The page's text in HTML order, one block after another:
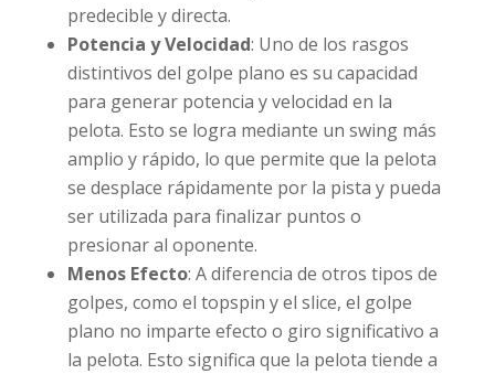
predecible y directa.
Potencia y Velocidad: Uno de los rasgos
distintivos del golpe plano es su capacidad
para generar potencia y velocidad en la
pelota. Esto se logra mediante un swing más
amplio y rápido, lo que permite que la pelota
se desplace rápidamente por la pista y pueda
ser utilizada para finalizar puntos o
presionar al oponente.
Menos Efecto: A diferencia de otros tipos de
golpes, como el topspin y el slice, el golpe
plano no imparte efecto o giro significativo a
la pelota. Esto significa que la pelota tiende a